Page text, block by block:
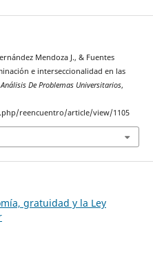
Mendoza J., & Fuentes
e interseccionalidad en las
De Problemas Universitarios,
reencuentro/article/view/1105
gratuidad y la Ley